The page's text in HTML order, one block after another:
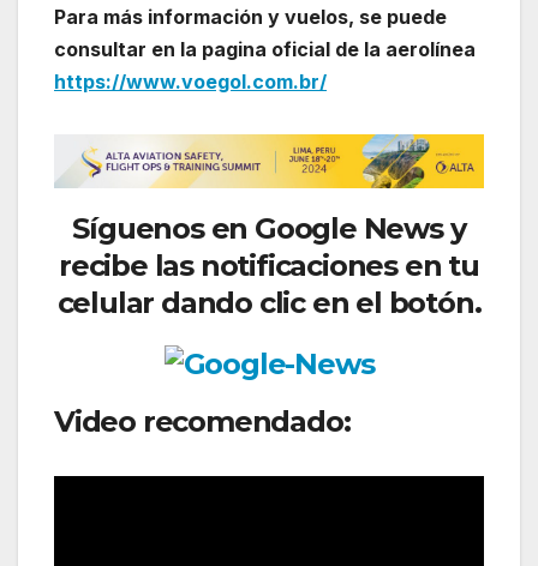
Para más información y vuelos, se puede
consultar en la pagina oficial de la aerolínea
https://www.voegol.com.br/
Síguenos en Google News y
recibe las notificaciones en tu
celular dando clic en el botón.
Video recomendado: